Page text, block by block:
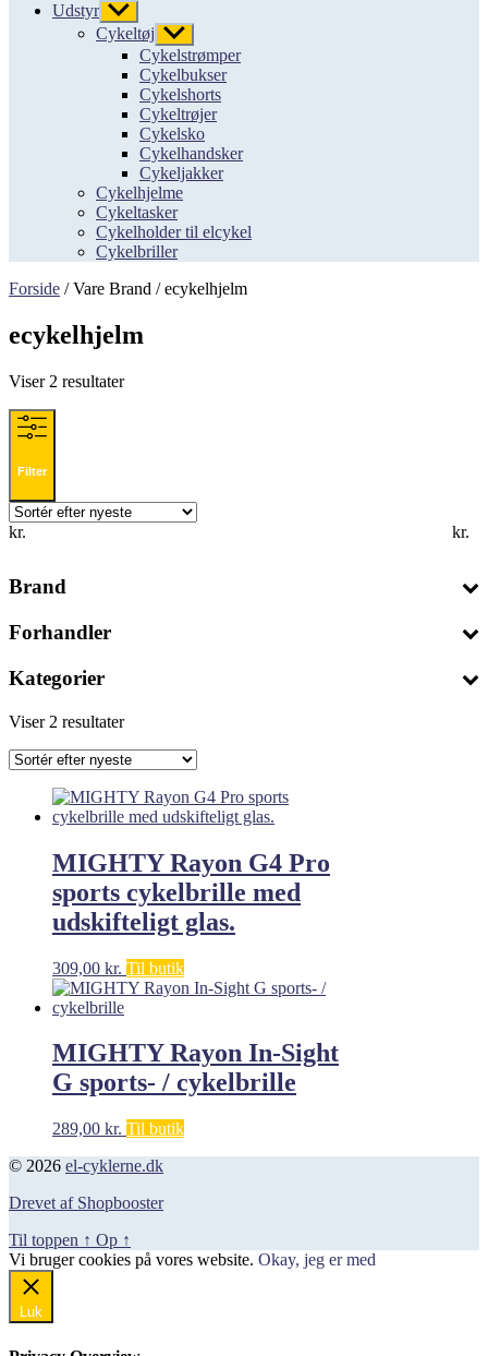
Udstyr Vis
undermenu
Cykeltøj Vis
undermenu
Cykelstrømper
Cykelbukser
Cykelshorts
Cykeltrøjer
Cykelsko
Cykelhandsker
Cykeljakker
Cykelhjelme
Cykeltasker
Cykelholder til elcykel
Cykelbriller
Forside / Vare Brand / ecykelhjelm
ecykelhjelm
Viser 2 resultaterSorteret
Filter
kr. kr.
Brand
Forhandler
Kategorier
Viser 2 resultaterSorteret
seneste
MIGHTY Rayon G4 Pro
sports cykelbrille med
udskifteligt glas.
309,00 kr. Til butik
MIGHTY Rayon In-Sight
G sports- / cykelbrille
289,00 kr. Til butik
© 2026 el-cyklerne.dk
Drevet af Shopbooster
Til toppen ↑ Op ↑
Vi bruger cookies på vores website. Okay, jeg er med
Luk